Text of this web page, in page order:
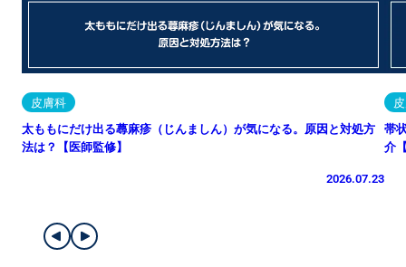
皮膚科
太ももにだけ出る蕁麻疹（じんましん）が気になる。原因と対処方
法は？【医師監修】
2026.07.23
帯
介